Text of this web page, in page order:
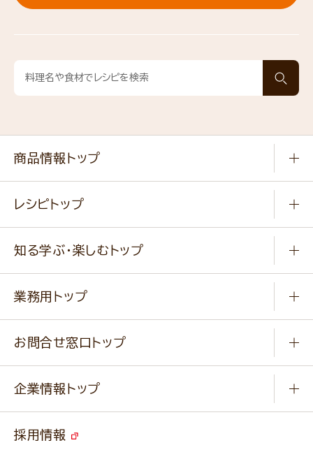
商品情報トップ
健康食品・他
新商品・リニューアル商品
通販サイト一覧
レシピトップ
作り方動画
みなさまのレシピはこちら
知る学ぶ・楽しむトップ
ふっくらパンをつくりましょう
キャンペーン
業務用トップ
ニップンの アマニ 業務用サイト
ベジカフェブランドサイト
お問合せ窓口トップ
改善事例
企業情報トップ
採用情報